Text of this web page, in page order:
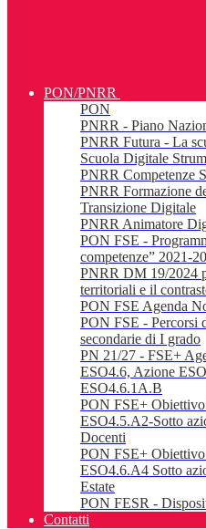
PON/PNRR
PON
PNRR - Piano
PNRR Futura - La
Scuola Digitale
PNRR Competenze
PNRR Formazione
Transizione Digitale
PNRR Animatore
PON FSE -
competenze” 2021-
PNRR DM 19/2024
territoriali e il
PON FSE Agenda
PON FSE - Percorsi
secondarie di I grado
PN 21/27 - FSE+
ESO4.6, Azione
ESO4.6.1A.B
PON FSE+
ESO4.5.A2-Sotto
Docenti
PON FSE+
ESO4.6.A4 Sotto
Estate
PON FESR -
Contatti